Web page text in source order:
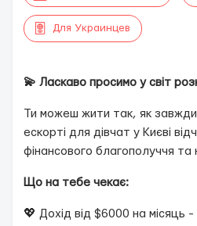
Для Украинцев
💫 Ласкаво просимо у світ
Ти можеш жити так, як
ескорті для дівчат у Києві
фінансового благополуччя та
Що на тебе чекає:
💖 Дохід від $6000 на місяць